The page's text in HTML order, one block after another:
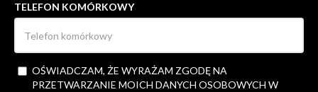
TELEFON KOMÓRKOWY
OŚWIADCZAM, ŻE WYRAŻAM ZGODĘ NA
PRZETWARZANIE MOICH DANYCH OSOBOWYCH W